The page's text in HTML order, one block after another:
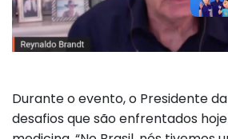
Durante o evento, o Presidente
desafios que são enfrentados